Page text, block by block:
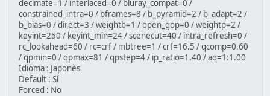
decimate=1 / interlaced=0 / bluray_compat=0 /
constrained_intra=0 / bframes=8 / b_pyramid=2 / b_adapt=2 /
b_bias=0 / direct=3 / weightb=1 / open_gop=0 / weightp=2 /
keyint=250 / keyint_min=24 / scenecut=40 / intra_refresh=0 /
rc_lookahead=60 / rc=crf / mbtree=1 / crf=16.5 / qcomp=0.60
/ qpmin=0 / qpmax=81 / qpstep=4 / ip_ratio=1.40 / aq=1:1.00
Idioma : Japonès
Default : Sí
Forced : No